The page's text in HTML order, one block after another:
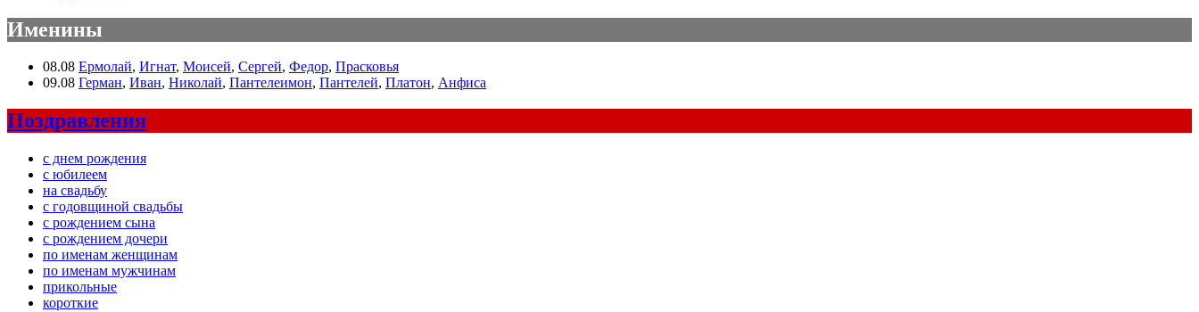
Именины
08.08 Ермолай, Игнат, Моисей, Сергей, Федор, Прасковья
09.08 Герман, Иван, Николай, Пантелеимон, Пантелей, Платон, Анфиса
Поздравления
с днем рождения
с юбилеем
на свадьбу
с годовщиной свадьбы
с рождением сына
с рождением дочери
по именам женщинам
по именам мужчинам
прикольные
короткие